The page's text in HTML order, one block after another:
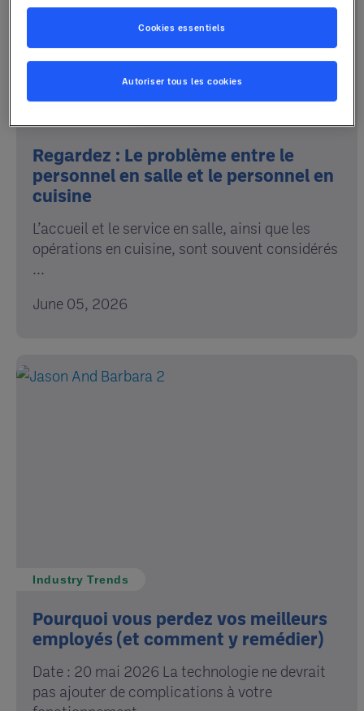
Regardez : Le problème entre le
personnel en salle et le personnel en
cuisine
L’accueil et le service en salle, ainsi que les
opérations en cuisine, sont souvent considérés
...
June 05, 2026
Industry Trends
Pourquoi vous perdez vos meilleurs
employés (et comment y remédier)
Date : 20 mai 2026 La technologie ne devrait
pas ajouter de complications à votre
Cookies essentiels
Autoriser tous les cookies